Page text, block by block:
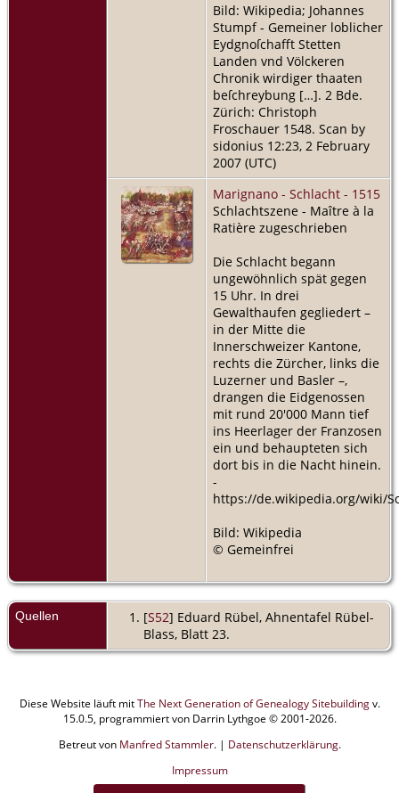
Bild: Wikipedia; Johannes
Stumpf - Gemeiner loblicher
Eydgnoſchafft Stetten
Landen vnd Völckeren
Chronik wirdiger thaaten
beſchreybung […]. 2 Bde.
Zürich: Christoph
Froschauer 1548. Scan by
sidonius 12:23, 2 February
2007 (UTC)
Marignano - Schlacht - 1515
Schlachtszene - Maître à la
Ratière zugeschrieben
Die Schlacht begann
ungewöhnlich spät gegen
15 Uhr. In drei
Gewalthaufen gegliedert –
in der Mitte die
Innerschweizer Kantone,
rechts die Zürcher, links die
Luzerner und Basler –,
drangen die Eidgenossen
mit rund 20'000 Mann tief
ins Heerlager der Franzosen
ein und behaupteten sich
dort bis in die Nacht hinein.
-
https://de.wikipedia.org/wiki/
Bild: Wikipedia
© Gemeinfrei
Quellen [S52] Eduard Rübel, Ahnentafel Rübel-
Blass, Blatt 23.
Diese Website läuft mitThe Next Generation of Genealogy Sitebuildingv.
15.0.5, programmiert von Darrin Lythgoe © 2001-2026.
Betreut von Manfred Stammler. | Datenschutzerklärung.
Impressum